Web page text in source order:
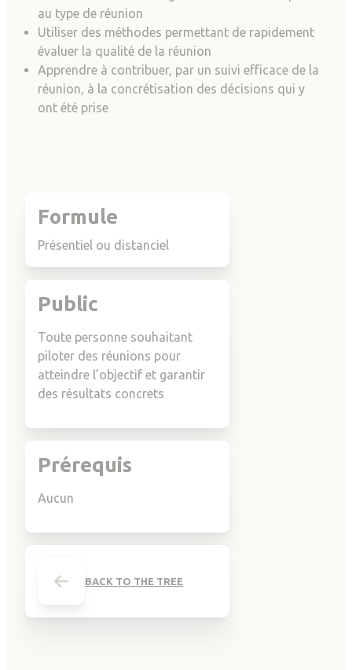
au type de réunion
Utiliser des méthodes permettant de rapidement
évaluer la qualité de la réunion
Apprendre à contribuer, par un suivi efficace de la
réunion, à la concrétisation des décisions qui y
ont été prise
Formule
Présentiel ou distanciel
Public
Toute personne souhaitant
piloter des réunions pour
atteindre l’objectif et garantir
des résultats concrets
Prérequis
Aucun
BACK TO THE TREE